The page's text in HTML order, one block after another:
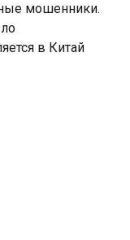
мошенники.
в Китай